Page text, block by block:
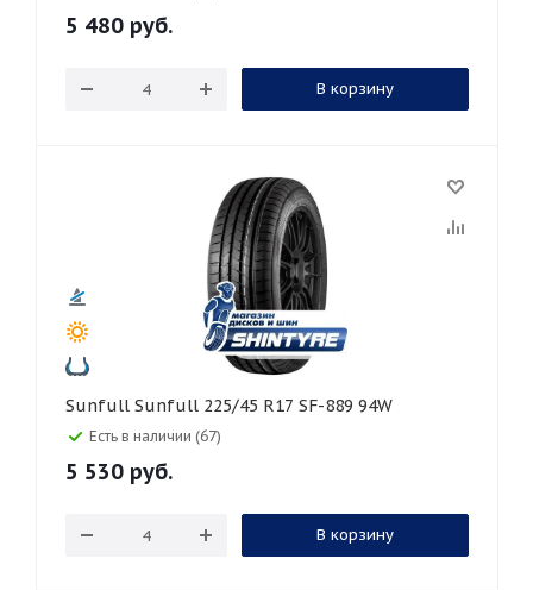
5 480 руб.
В корзину
Sunfull Sunfull 225/45 R17 SF-889 94W
Есть в наличии (67)
5 530 руб.
В корзину